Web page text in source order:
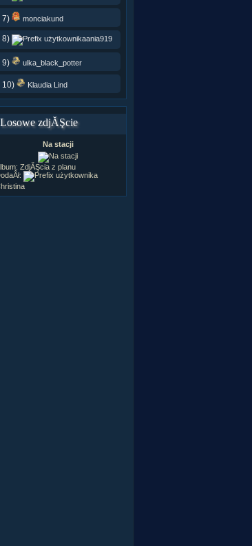
7) monciakund
8) ania919
9) ulka_black_potter
10) Klaudia Lind
Losowe zdjĂŞcie
Na stacji
ZdjĂŞcia z planu